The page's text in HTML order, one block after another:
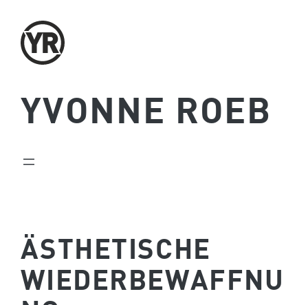
Inhalt
springen
YVONNE ROEB
ÄSTHETISCHE
WIEDERBEWAFFNU